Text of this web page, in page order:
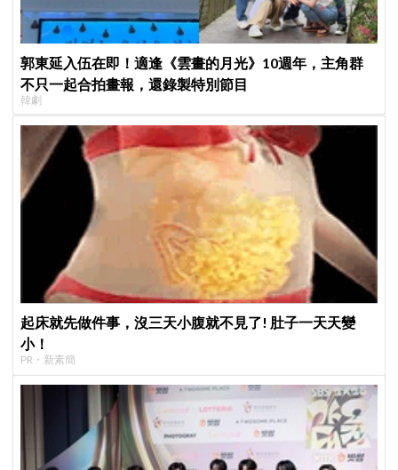
郭東延入伍在即！適逢《雲畫的月光》10週年，主角群
不只一起合拍畫報，還錄製特別節目
韓劇
起床就先做件事，沒三天小腹就不見了! 肚子一天天變
小！
PR・新素簡